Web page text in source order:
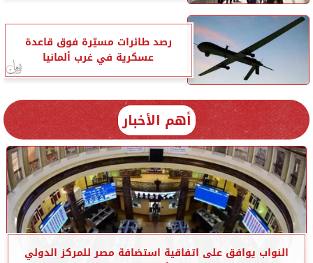
رصد طائرات مسيّرة فوق قاعدة
عسكرية في غرب ألمانيا
أهم الأخبار
النواب يوافق على اتفاقية استضافة مصر للمركز الدولي